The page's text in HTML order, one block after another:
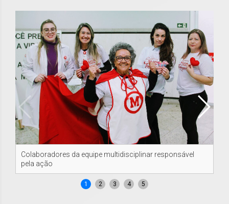
Colaboradores da equipe multidisciplinar responsável
pela ação
1 2 3 4 5